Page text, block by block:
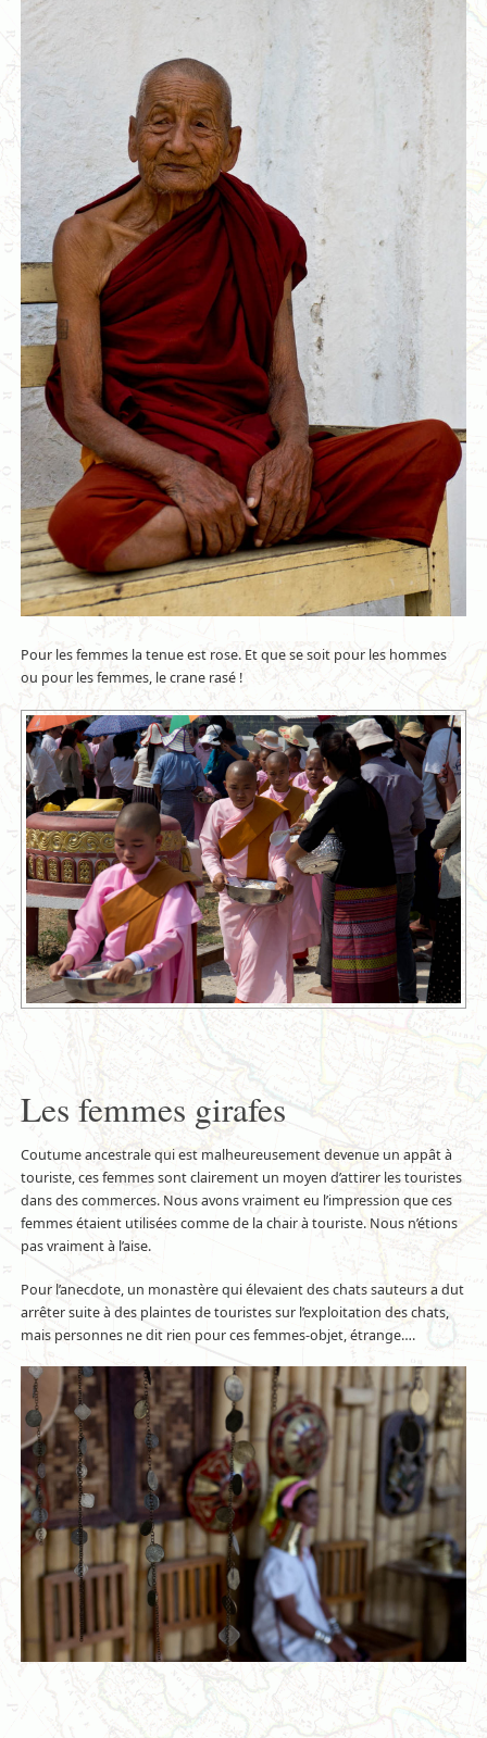
Pour les femmes la tenue est rose. Et que se soit pour les hommes
ou pour les femmes, le crane rasé !
Les femmes girafes
Coutume ancestrale qui est malheureusement devenue un appât à
touriste, ces femmes sont clairement un moyen d’attirer les touristes
dans des commerces. Nous avons vraiment eu l’impression que ces
femmes étaient utilisées comme de la chair à touriste. Nous n’étions
pas vraiment à l’aise.
Pour l’anecdote, un monastère qui élevaient des chats sauteurs a dut
arrêter suite à des plaintes de touristes sur l’exploitation des chats,
mais personnes ne dit rien pour ces femmes-objet, étrange….